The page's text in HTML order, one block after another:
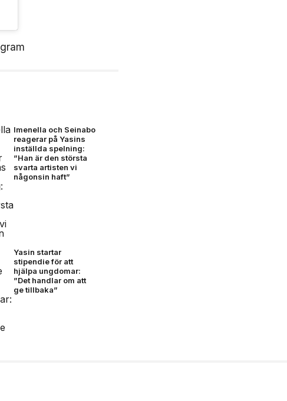
Imenella och Seinabo
reagerar på Yasins
inställda spelning:
”Han är den största
svarta artisten vi
någonsin haft”
Yasin startar
stipendie för att
hjälpa ungdomar:
”Det handlar om att
ge tillbaka”